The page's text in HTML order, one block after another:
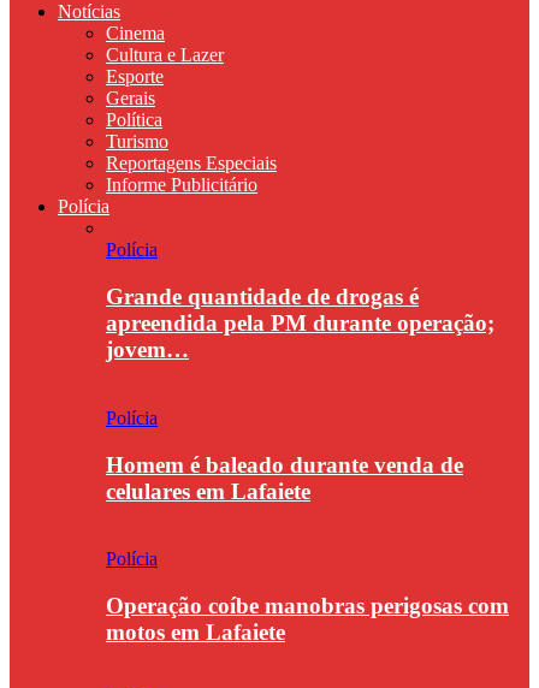
Notícias
Cinema
Cultura e Lazer
Esporte
Gerais
Política
Turismo
Reportagens Especiais
Informe Publicitário
Polícia
Polícia
Grande quantidade de drogas é
apreendida pela PM durante operação;
jovem…
Polícia
Homem é baleado durante venda de
celulares em Lafaiete
Polícia
Operação coíbe manobras perigosas com
motos em Lafaiete